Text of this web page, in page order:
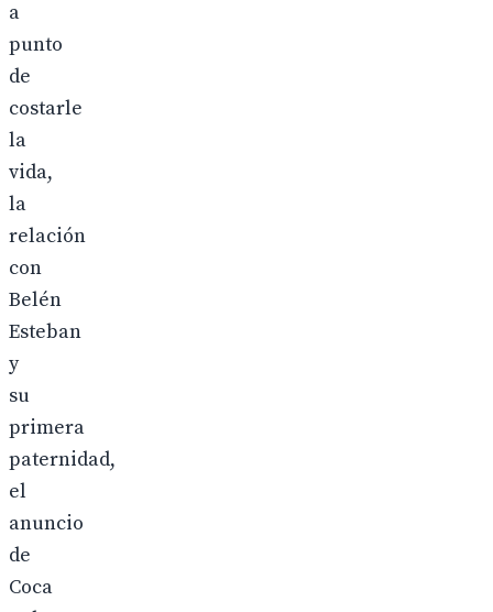
a
punto
de
costarle
la
vida,
la
relación
con
Belén
Esteban
y
su
primera
paternidad,
el
anuncio
de
Coca